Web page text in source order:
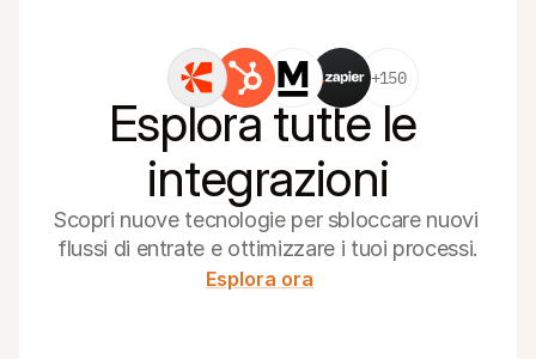
+150
Esplora tutte le
integrazioni
Scopri nuove tecnologie per sbloccare nuovi
flussi di entrate e ottimizzare i tuoi processi.
Esplora ora